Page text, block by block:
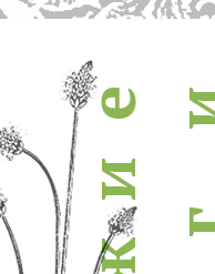
и
е